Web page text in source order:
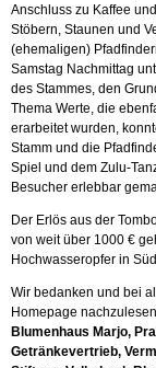
Anschluss zu Kaffee
Stöbern, Staunen und
(ehemaligen)
Samstag Nachmittag
des Stammes, den
Thema Werte, die
erarbeitet wurden,
Stamm und die
Spiel und dem Zulu-
Besucher erlebbar
Der Erlös aus der
von weit über 1000 €
Hochwasseropfer in
Wir bedanken und bei
Homepage
Blumenhaus Marjo,
Getränkevertrieb,